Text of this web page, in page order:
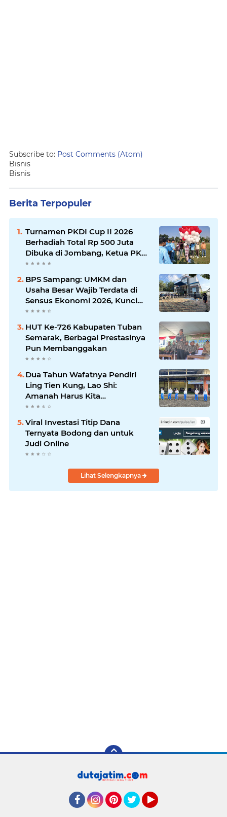
Subscribe to: Post Comments (Atom)
Bisnis
Bisnis
Berita Terpopuler
Turnamen PKDI Cup II 2026
Berhadiah Total Rp 500 Juta
Dibuka di Jombang, Ketua PKDI
Jatim Syaifullah Mahdi: Ajang
Komunikasi Antar-Kades untuk
Memajukan Desa
BPS Sampang: UMKM dan
Usaha Besar Wajib Terdata di
Sensus Ekonomi 2026, Kunci
Kebijakan Tepat Sasaran
HUT Ke-726 Kabupaten Tuban
Semarak, Berbagai Prestasinya
Pun Membanggakan
Dua Tahun Wafatnya Pendiri
Ling Tien Kung, Lao Shi:
Amanah Harus Kita
Laksanakan!
Viral Investasi Titip Dana
Ternyata Bodong dan untuk
Judi Online
Lihat Selengkapnya